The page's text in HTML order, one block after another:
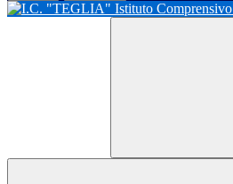
Istituto Comprensivo